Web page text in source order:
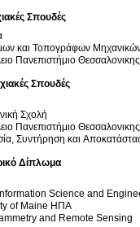
Σπουδές
και Τοπογράφων
Πανεπιστήμιο Θεσσαλονικης
Σπουδές
Σχολή
Πανεπιστήμιο Θεσσαλονικης
Συντήρηση και
Δίπλωμα
Science and
of Maine ΗΠΑ
and Remote Sensing